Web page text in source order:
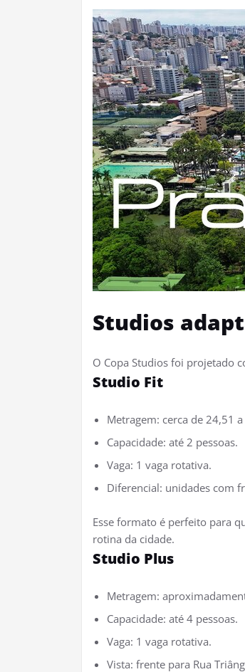
Studios
O Copa Studios foi projetado
Studio Fit
Metragem: cerca de 24,51
Capacidade: até 2 pessoas.
Vaga: 1 vaga rotativa.
Diferencial: unidades com
Esse formato é perfeito para
rotina da cidade.
Studio Plus
Metragem:
Capacidade: até 4 pessoas.
Vaga: 1 vaga rotativa.
Vista: frente para Rua